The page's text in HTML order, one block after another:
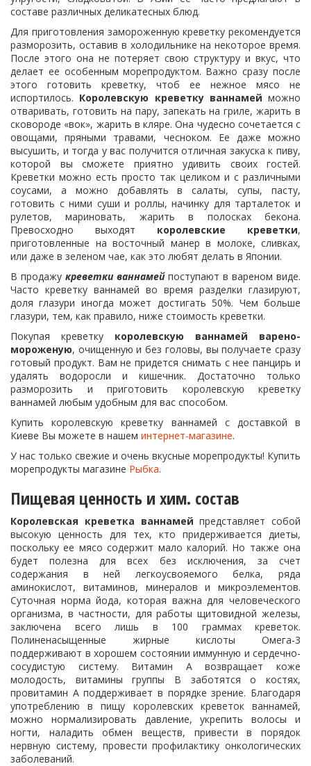
составе различных деликатесных блюд.
Для приготовления замороженную креветку рекомендуется
разморозить, оставив в холодильнике на некоторое время.
После этого она не потеряет свою структуру и вкус, что
делает ее особенным морепродуктом. Важно сразу после
этого готовить креветку, чтоб ее нежное мясо не
испортилось. Королевскую креветку ваннамей можно
отваривать, готовить на пару, запекать на гриле, жарить в
сковороде «вок», жарить в кляре. Она чудесно сочетается с
овощами, пряными травами, чесноком. Ее даже можно
высушить, и тогда у вас получится отличная закуска к пиву,
которой вы сможете приятно удивить своих гостей.
Креветки можно есть просто так целиком и с различными
соусами, а можно добавлять в салаты, супы, пасту,
готовить с ними суши и роллы, начинку для тарталеток и
рулетов, мариновать, жарить в полосках бекона.
Превосходно выходят королевские креветки,
приготовленные на восточный манер в молоке, сливках,
или даже в зеленом чае, как это любят делать в Японии.
В продажу креветки ваннамейпоступают в вареном виде.
Часто креветку ваннамей во время разделки глазируют,
доля глазури иногда может достигать 50%. Чем больше
глазури, тем, как правило, ниже стоимость креветки.
Покупая креветку королевскую ваннамей варено-
мороженую, очищенную и без головы, вы получаете сразу
готовый продукт. Вам не придется снимать с нее панцирь и
удалять водоросли и кишечник. Достаточно только
разморозить и приготовить королевскую креветку
ваннамей любым удобным для вас способом.
Купить королевскую креветку ваннамей с доставкой в
Киеве Вы можете в нашем интернет-магазине.
У нас только свежие и очень вкусные морепродукты! Купить
морепродукты магазине Рыбка.
Пищевая ценность и хим. состав
Королевская креветка ваннамей представляет собой
высокую ценность для тех, кто придерживается диеты,
поскольку ее мясо содержит мало калорий. Но также она
будет полезна для всех без исключения, за счет
содержания в ней легкоусвояемого белка, ряда
аминокислот, витаминов, минералов и микроэлементов.
Суточная норма йода, которая важна для человеческого
организма, в частности, для работы щитовидной железы,
заключена всего лишь в 100 граммах креветок.
Полиненасыщенные жирные кислоты Омега-3
поддерживают в хорошем состоянии иммунную и сердечно-
сосудистую систему. Витамин А возвращает коже
молодость, витамины группы В заботятся о костях,
провитамин А поддерживает в порядке зрение. Благодаря
употреблению в пищу королевских креветок ваннамей,
можно нормализировать давление, укрепить волосы и
ногти, наладить обмен веществ, привести в порядок
нервную систему, провести профилактику онкологических
заболеваний.